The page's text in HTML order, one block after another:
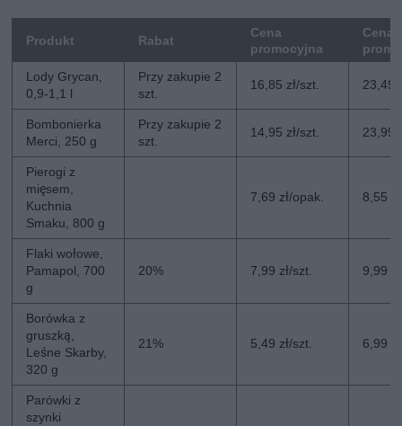
Produkt Rabat
Cena
promocyjna
Cena
Lody Grycan,
0,9-1,1 l
Przy zakupie 2
szt.
16,85 zł/szt. 23,49
Bombonierka
Merci, 250 g
Przy zakupie 2
szt.
14,95 zł/szt. 23,99
Pierogi z
mięsem,
Kuchnia
Smaku, 800 g
7,69 zł/opak. 8,55
Flaki wołowe,
Pamapol, 700
g
20% 7,99 zł/szt. 9,99
Borówka z
gruszką,
Leśne Skarby,
320 g
21% 5,49 zł/szt. 6,99
Parówki z
szynki